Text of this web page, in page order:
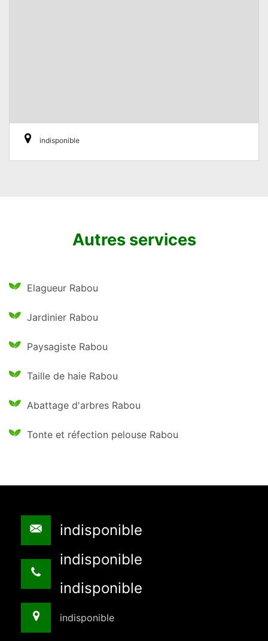
indisponible
Autres services
Elagueur Rabou
Jardinier Rabou
Paysagiste Rabou
Taille de haie Rabou
Abattage d'arbres Rabou
Tonte et réfection pelouse Rabou
indisponible
indisponible
indisponible
indisponible